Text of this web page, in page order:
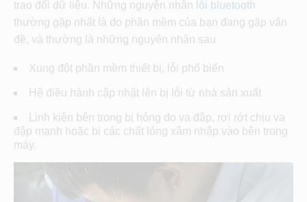
trao đổi dữ liệu. Những nguyên nhân lỗi bluetooth
thường gặp nhất là do phần mềm của bạn đang gặp vấn
đề, và thường là những nguyên nhân sau
Xung đột phần mềm thiết bị, lỗi phổ biến
Hệ điều hành cập nhật lên bị lỗi từ nhà sản xuất
Linh kiện bên trong bị hỏng do va đập, rơi rớt chịu va
đập mạnh hoặc bị các chất lỏng xâm nhập vào bên trong
máy.